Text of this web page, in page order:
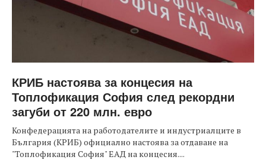
КРИБ настоява за концесия на
Топлофикация София след рекордни
загуби от 220 млн. евро
Конфедерацията на работодателите и индустриалците в
България (КРИБ) официално настоява за отдаване на
"Топлофикация София" ЕАД на концесия....